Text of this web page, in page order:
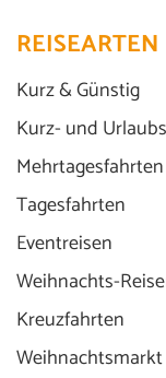
REISEARTEN
Kurz & Günstig
Kurz- und
Mehrtagesfahrten
Tagesfahrten
Eventreisen
Weihnachts-
Kreuzfahrten
Weihnachtsmarkt